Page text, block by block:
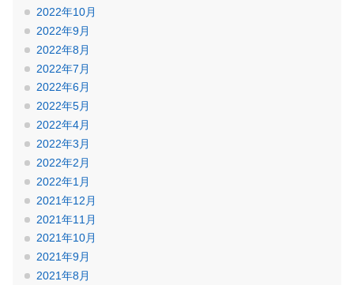
2022年10月
2022年9月
2022年8月
2022年7月
2022年6月
2022年5月
2022年4月
2022年3月
2022年2月
2022年1月
2021年12月
2021年11月
2021年10月
2021年9月
2021年8月